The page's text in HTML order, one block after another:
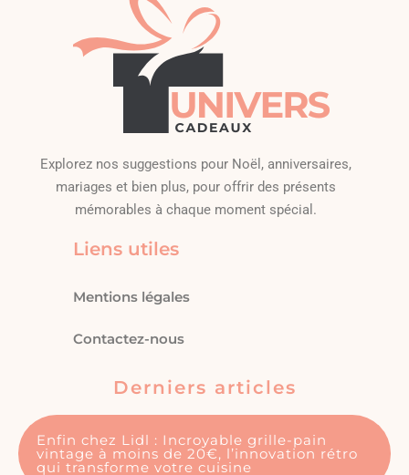
Explorez nos suggestions pour Noël, anniversaires,
mariages et bien plus, pour offrir des présents
mémorables à chaque moment spécial.
Liens utiles
Mentions légales
Contactez-nous
Derniers articles
Enfin chez Lidl : Incroyable grille-pain
vintage à moins de 20€, l’innovation rétro
qui transforme votre cuisine